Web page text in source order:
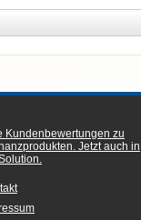
Kundenbewertungen zu
Jetzt auch in